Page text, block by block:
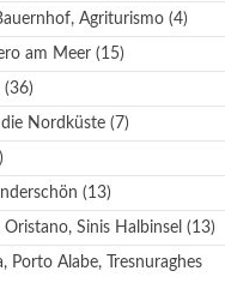
Agriturismo (4)
am Meer (15)
(36)
Nordküste (7)
(13)
Sinis Halbinsel (13)
Porto Alabe, Tresnuraghes